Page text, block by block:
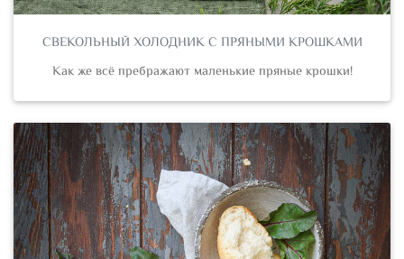
СВЕКОЛЬНЫЙ ХОЛОДНИК С ПРЯНЫМИ КРОШКАМИ
Как же всё пребражают маленькие пряные крошки!